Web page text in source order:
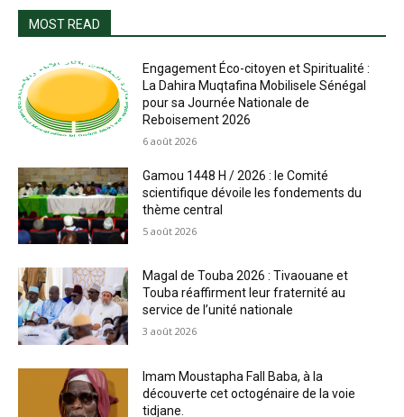
MOST READ
Engagement Éco-citoyen et Spiritualité :
La Dahira Muqtafina Mobilisele Sénégal
pour sa Journée Nationale de
Reboisement 2026
6 août 2026
Gamou 1448 H / 2026 : le Comité
scientifique dévoile les fondements du
thème central
5 août 2026
Magal de Touba 2026 : Tivaouane et
Touba réaffirment leur fraternité au
service de l’unité nationale
3 août 2026
Imam Moustapha Fall Baba, à la
découverte cet octogénaire de la voie
tidjane.